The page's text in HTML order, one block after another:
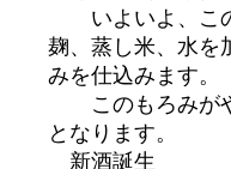
いよいよ、こ
麹、蒸し米、水を
みを仕込みます。
このもろみが
となります。
新酒誕生